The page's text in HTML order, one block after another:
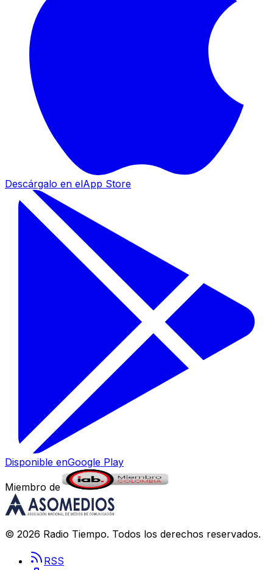
Descárgalo en elApp Store
Disponible enGoogle Play
Miembro de
© 2026 Radio Tiempo. Todos los derechos reservados.
RSS